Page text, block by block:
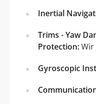
Inertial
Trims - Yaw
Protection:Wir
Gyroscopic